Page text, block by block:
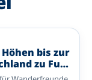
bis zur
zu Fuß